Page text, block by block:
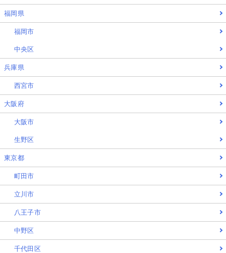
福岡県
福岡市
中央区
兵庫県
西宮市
大阪府
大阪市
生野区
東京都
町田市
立川市
八王子市
中野区
千代田区